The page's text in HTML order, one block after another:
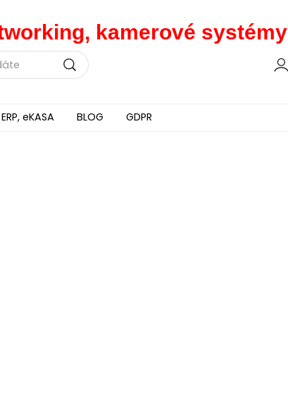
kamerové systémy
eKASA BLOG GDPR